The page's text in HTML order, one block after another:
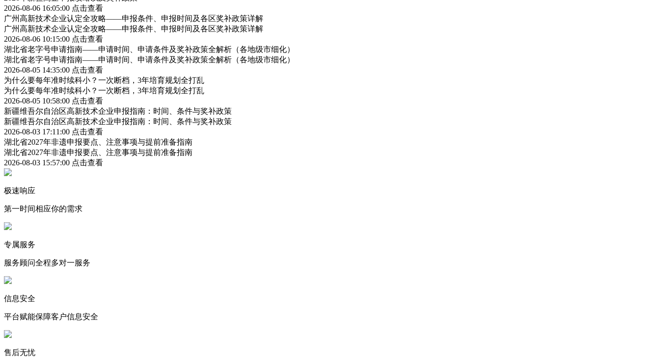
2026-08-06 16:05:00 点击查看
广州高新技术企业认定全攻略——申报条件、申报时间及各区奖补政策详解
广州高新技术企业认定全攻略——申报条件、申报时间及各区奖补政策详解
2026-08-06 10:15:00 点击查看
湖北省老字号申请指南——申请时间、申请条件及奖补政策全解析（各地级市细化）
湖北省老字号申请指南——申请时间、申请条件及奖补政策全解析（各地级市细化）
2026-08-05 14:35:00 点击查看
为什么要每年准时续科小？一次断档，3年培育规划全打乱
为什么要每年准时续科小？一次断档，3年培育规划全打乱
2026-08-05 10:58:00 点击查看
新疆维吾尔自治区高新技术企业申报指南：时间、条件与奖补政策
新疆维吾尔自治区高新技术企业申报指南：时间、条件与奖补政策
2026-08-03 17:11:00 点击查看
湖北省2027年非遗申报要点、注意事项与提前准备指南
湖北省2027年非遗申报要点、注意事项与提前准备指南
2026-08-03 15:57:00 点击查看
极速响应
第一时间相应你的需求
专属服务
服务顾问全程多对一服务
信息安全
平台赋能保障客户信息安全
售后无忧